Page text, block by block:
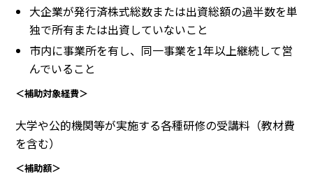
大企業が発行済株式総数または出資総額の過半数を単
独で所有または出資していないこと
市内に事業所を有し、同一事業を1年以上継続して営
んでいること
＜補助対象経費＞
大学や公的機関等が実施する各種研修の受講料（教材費
を含む）
＜補助額＞